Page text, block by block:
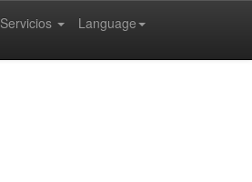
Language
Servicios